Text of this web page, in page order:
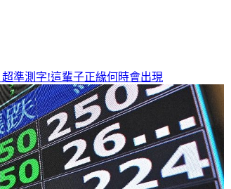
超準測字!這輩子正緣何時會出現